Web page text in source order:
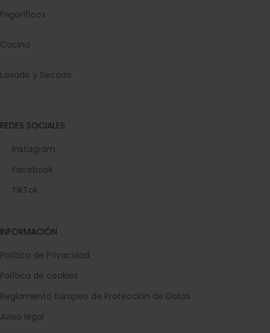
Frigoríficos
Cocina
Lavado y Secado
REDES SOCIALES
Instagram
Facebook
TikTok
INFORMACIÓN
Política de Privacidad
Política de cookies
Reglamento Europeo de Protección de Datos
Aviso legal